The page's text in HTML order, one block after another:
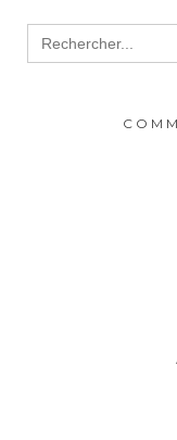
Search
for: